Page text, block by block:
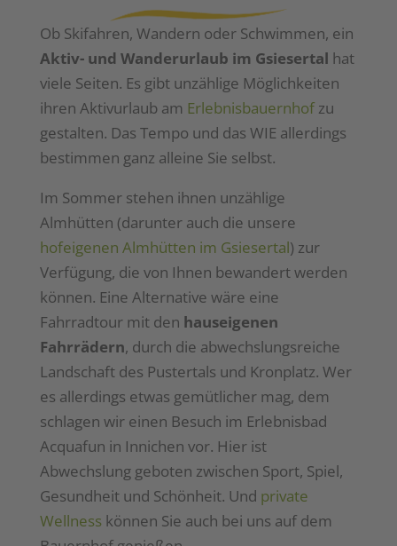
Ob Skifahren, Wandern oder Schwimmen, ein
Aktiv- und Wanderurlaub im Gsiesertal hat
viele Seiten. Es gibt unzählige Möglichkeiten
ihren Aktivurlaub am Erlebnisbauernhofzu
gestalten. Das Tempo und das WIE allerdings
bestimmen ganz alleine Sie selbst.
Im Sommer stehen ihnen unzählige
Almhütten (darunter auch die unsere
hofeigenen Almhütten im Gsiesertal) zur
Verfügung, die von Ihnen bewandert werden
können. Eine Alternative wäre eine
Fahrradtour mit den hauseigenen
Fahrrädern, durch die abwechslungsreiche
Landschaft des Pustertals und Kronplatz. Wer
es allerdings etwas gemütlicher mag, dem
schlagen wir einen Besuch im Erlebnisbad
Acquafun in Innichen vor. Hier ist
Abwechslung geboten zwischen Sport, Spiel,
Gesundheit und Schönheit. Und private
Wellness können Sie auch bei uns auf dem